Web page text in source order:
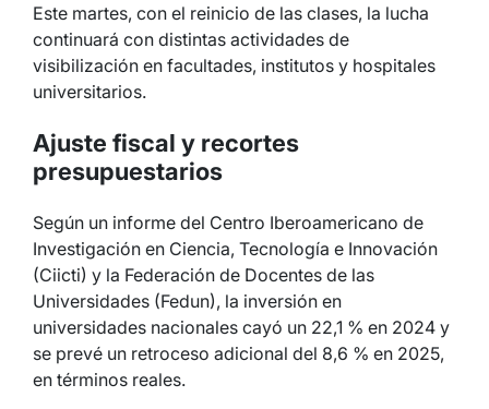
Este martes, con el reinicio de las clases, la lucha
continuará con distintas actividades de
visibilización en facultades, institutos y hospitales
universitarios.
Ajuste fiscal y recortes
presupuestarios
Según un informe del Centro Iberoamericano de
Investigación en Ciencia, Tecnología e Innovación
(Ciicti) y la Federación de Docentes de las
Universidades (Fedun), la inversión en
universidades nacionales cayó un 22,1 % en 2024 y
se prevé un retroceso adicional del 8,6 % en 2025,
en términos reales.